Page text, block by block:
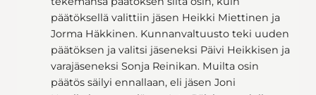
päätöksellä valittiin jäsen Heikki Miettinen ja
Jorma Häkkinen. Kunnanvaltuusto teki uuden
päätöksen ja valitsi jäseneksi Päivi Heikkisen ja
varajäseneksi Sonja Reinikan. Muilta osin
päätös säilyi ennallaan, eli jäsen Joni